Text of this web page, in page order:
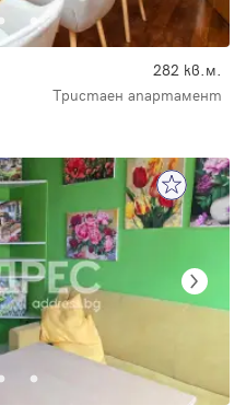
282 кв.м.
Тристаен апартамент